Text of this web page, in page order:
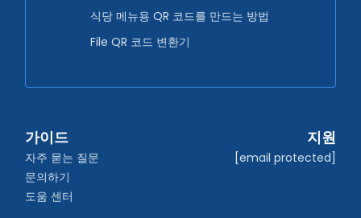
식당 메뉴용 QR 코드를 만드는 방법
File QR 코드 변환기
가이드
자주 묻는 질문
문의하기
도움 센터
지원
[email protected]